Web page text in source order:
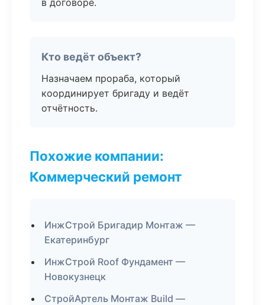
в договоре.
Кто ведёт объект?
Назначаем прораба, который
координирует бригаду и ведёт
отчётность.
Похожие компании:
Коммерческий ремонт
ИнжСтрой Бригадир Монтаж —
Екатеринбург
ИнжСтрой Roof Фундамент —
Новокузнецк
СтройАртель Монтаж Build —